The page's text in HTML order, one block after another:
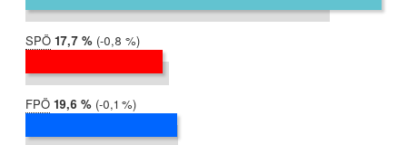
SPÖ 2019:
17,7 %
2014:
18,5 %
Differenz:
-0,8 %
FPÖ 2019:
19,6 %
2014:
19,7 %
Differenz:
-0,1 %